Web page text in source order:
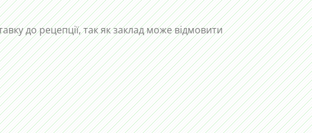
до рецепції, так як заклад може відмовити